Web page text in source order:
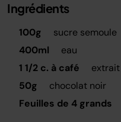
Ingrédients
100g
sucre semoule
400ml
eau
1 1/2 c. à café
50g
chocolat noir
Feuilles de 4 grands